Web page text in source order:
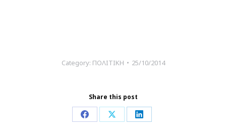
Category: ΠΟΛΙΤΙΚΗ 25/10/2014
Share this post
Share Share Share